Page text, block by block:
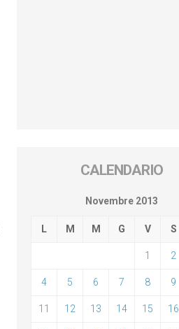
CALENDARIO
Novembre 2013
L M M G V S
1 2
4 5 6 7 8 9
11 12 13 14 15 16